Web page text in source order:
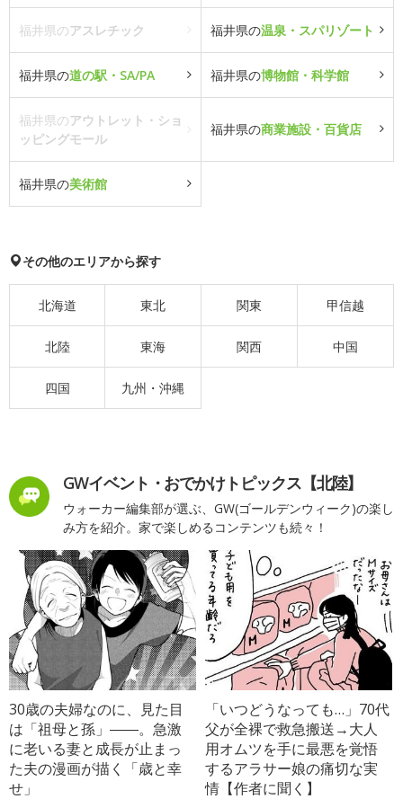
福井県のアスレチック 福井県の温泉・スパリゾート
福井県の道の駅・SA/PA 福井県の博物館・科学館
福井県のアウトレット・ショ
ッピングモール
福井県の商業施設・百貨店
福井県の美術館
その他のエリアから探す
北海道 東北 関東 甲信越
北陸 東海 関西 中国
四国 九州・沖縄
GWイベント・おでかけトピックス【北陸】
ウォーカー編集部が選ぶ、GW(ゴールデンウィーク)の楽し
み方を紹介。家で楽しめるコンテンツも続々！
30歳の夫婦なのに、見た目
は「祖母と孫」――。急激
に老いる妻と成長が止まっ
た夫の漫画が描く「歳と幸
せ」
「いつどうなっても…」70代
父が全裸で救急搬送→大人
用オムツを手に最悪を覚悟
するアラサー娘の痛切な実
情【作者に聞く】